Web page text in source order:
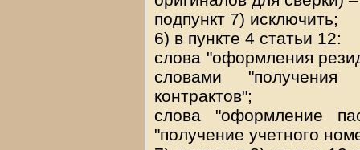
подпункт 7) исключить;
6) в пункте 4 статьи 12:
слова "оформления
словами "получения
контрактов";
слова "оформление
"получение учетного